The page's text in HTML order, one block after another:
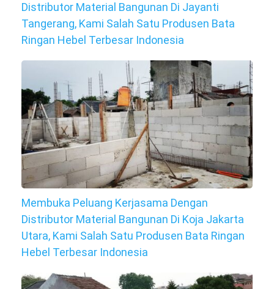
Distributor Material Bangunan Di Jayanti
Tangerang, Kami Salah Satu Produsen Bata
Ringan Hebel Terbesar Indonesia
Membuka Peluang Kerjasama Dengan
Distributor Material Bangunan Di Koja Jakarta
Utara, Kami Salah Satu Produsen Bata Ringan
Hebel Terbesar Indonesia